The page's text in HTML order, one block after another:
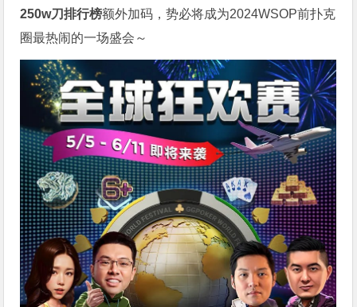
250w刀排行榜额外加码，势必将成为2024WSOP前扑克
圈最热闹的一场盛会～